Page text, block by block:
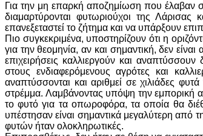
Για την μη επαρκή αποζημίωση που έλαβαν
διαμαρτύρονται φυτωριούχοι της Λάρισας
επανεξεταστεί το ζήτημα και να υπάρξουν
Πιο συγκεκριμένα, υποστηρίζουν ότι η
για την θεομηνία, αν και σημαντική, δεν
επιχειρήσεις καλλιεργούν και
στους ενδιαφερόμενους αγρότες και
αναπτύσσονται και αριθμεί σε χιλιάδες
στρέμμα. Λαμβάνοντας υπόψη την εμπορική
το φυτό για τα οπωροφόρα, τα οποία θα
υπέστησαν είναι σημαντικά μεγαλύτερη από
φυτών ήταν ολοκληρωτικές.